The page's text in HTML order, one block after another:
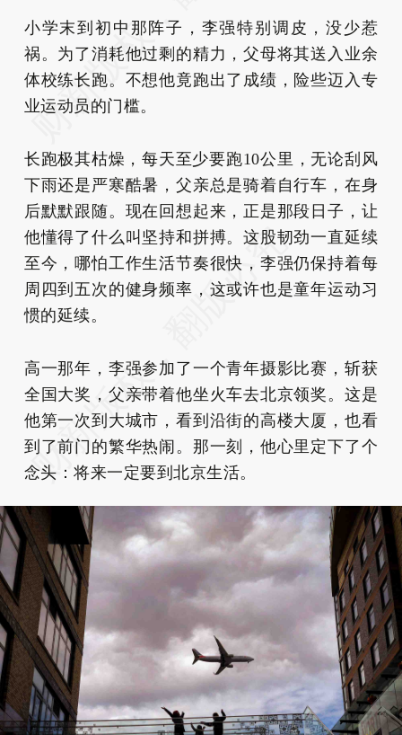
小学末到初中那阵子，李强特别调皮，没少惹
祸。为了消耗他过剩的精力，父母将其送入业余
体校练长跑。不想他竟跑出了成绩，险些迈入专
业运动员的门槛。
长跑极其枯燥，每天至少要跑10公里，无论刮风
下雨还是严寒酷暑，父亲总是骑着自行车，在身
后默默跟随。现在回想起来，正是那段日子，让
他懂得了什么叫坚持和拼搏。这股韧劲一直延续
至今，哪怕工作生活节奏很快，李强仍保持着每
周四到五次的健身频率，这或许也是童年运动习
惯的延续。
高一那年，李强参加了一个青年摄影比赛，斩获
全国大奖，父亲带着他坐火车去北京领奖。这是
他第一次到大城市，看到沿街的高楼大厦，也看
到了前门的繁华热闹。那一刻，他心里定下了个
念头：将来一定要到北京生活。